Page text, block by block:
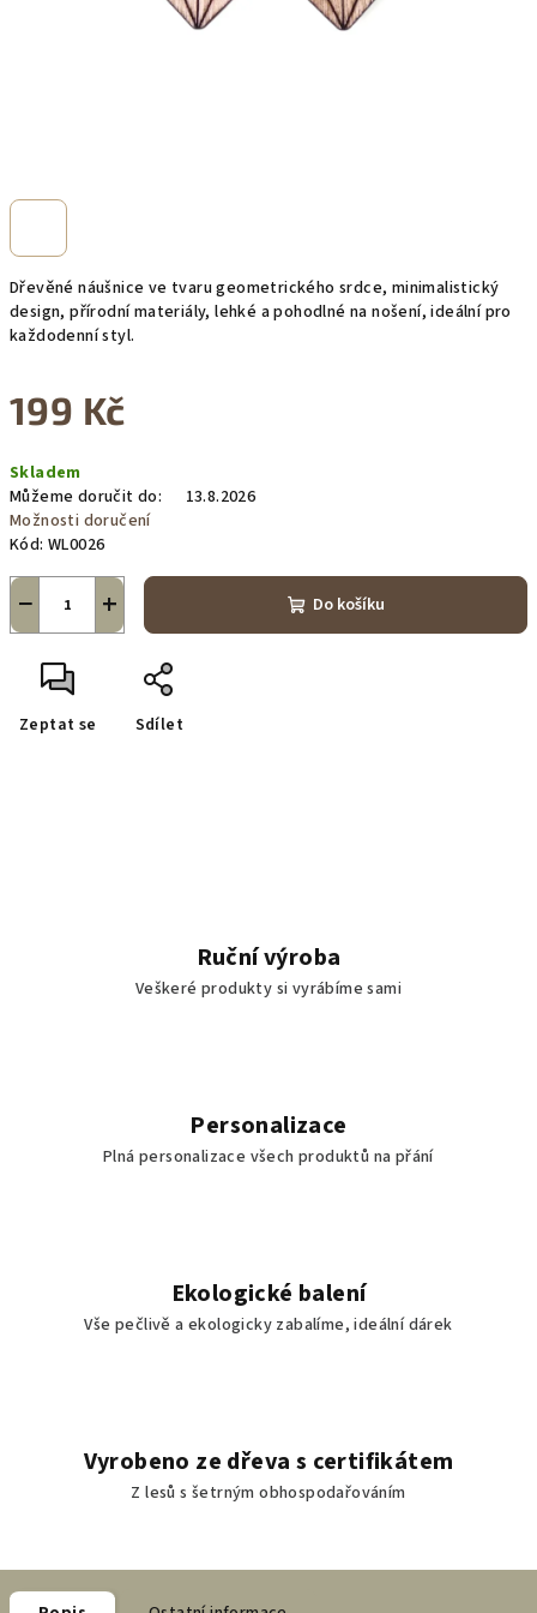
Dřevěné náušnice ve tvaru geometrického srdce, minimalistický
design, přírodní materiály, lehké a pohodlné na nošení, ideální pro
každodenní styl.
199 Kč
cena:
Skladem
Můžeme doručit do:
13.8.2026
Možnosti doručení
Kód: WL0026
+
− Do košíku
Zeptat se Sdílet
Ruční výroba
Veškeré produkty si vyrábíme sami
Personalizace
Plná personalizace všech produktů na přání
Ekologické balení
Vše pečlivě a ekologicky zabalíme, ideální dárek
Vyrobeno ze dřeva s certifikátem
Z lesů s šetrným obhospodařováním